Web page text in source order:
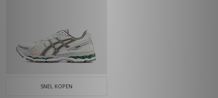
SNEL KOPEN